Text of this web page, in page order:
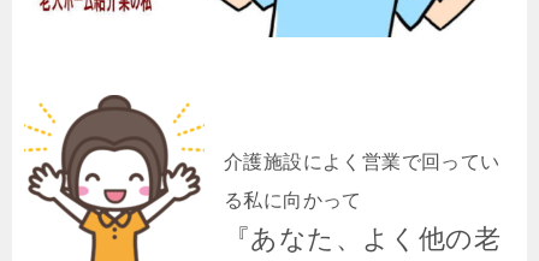
介護施設によく営業で回ってい
る私に向かって
『あなた、よく他の老